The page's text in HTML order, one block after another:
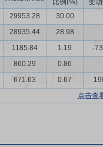
比例(%)
变
29953.28
30.00
28935.44
28.98
1185.84 1.19
-
860.29
0.86
671.63 0.67
点击查